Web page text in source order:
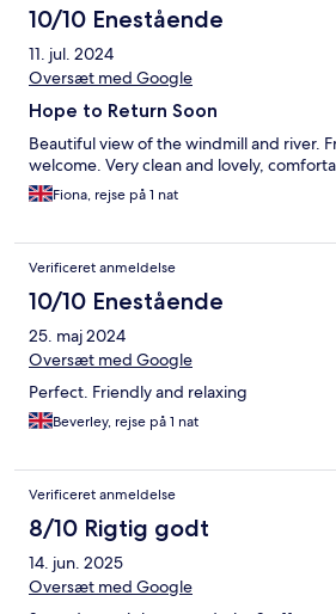
10/10 Enestående
11. jul. 2024
Oversæt med Google
Hope to Return Soon
Beautiful view of the windmill and river.
welcome. Very clean and lovely,
Fiona, rejse på 1 nat
Verificeret anmeldelse
10/10 Enestående
25. maj 2024
Oversæt med Google
Perfect. Friendly and relaxing
Beverley, rejse på 1 nat
Verificeret anmeldelse
8/10 Rigtig godt
14. jun. 2025
Oversæt med Google